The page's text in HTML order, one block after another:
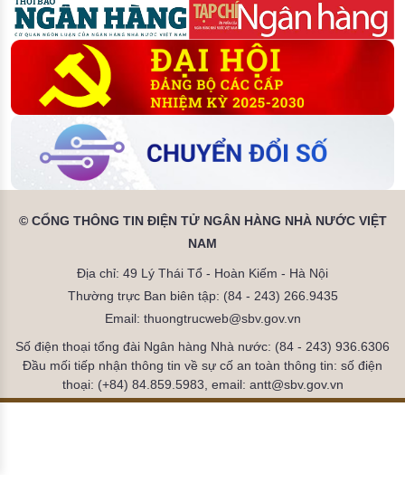
© CỔNG THÔNG TIN ĐIỆN TỬ NGÂN HÀNG NHÀ NƯỚC VIỆT
NAM
Địa chỉ: 49 Lý Thái Tổ - Hoàn Kiếm - Hà Nội
Thường trực Ban biên tập: (84 - 243) 266.9435
Email: thuongtrucweb@sbv.gov.vn
Số điện thoại tổng đài Ngân hàng Nhà nước: (84 - 243) 936.6306
Đầu mối tiếp nhận thông tin về sự cố an toàn thông tin: số điện
thoại: (+84) 84.859.5983, email: antt@sbv.gov.vn